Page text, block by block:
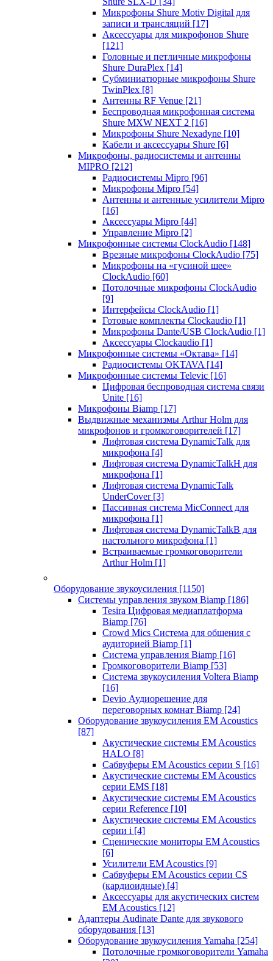
Микрофоны Shure Motiv Digital для
записи и трансляций [17]
Аксессуары для микрофонов Shure
[121]
Головные и петличные микрофоны
Shure DuraPlex [14]
Субминиатюрные микрофоны Shure
TwinPlex [8]
Антенны RF Venue [21]
Беспроводная микрофонная система
Shure MXW NEXT 2 [16]
Микрофоны Shure Nexadyne [10]
Кабели и аксессуары Shure [6]
Микрофоны, радиосистемы и антенны
MIPRO [212]
Радиосистемы Mipro [96]
Микрофоны Mipro [54]
Антенны и антенные усилители Mipro
[16]
Аксессуары Mipro [44]
Управление Mipro [2]
Микрофонные системы ClockAudio [148]
Врезные микрофоны ClockAudio [75]
Микрофоны на «гусиной шее»
ClockAudio [60]
Потолочные микрофоны ClockAudio
[9]
Интерфейсы ClockAudio [1]
Готовые комплекты Clockaudio [1]
Микрофоны Dante/USB ClockAudio [1]
Аксессуары Clockaudio [1]
Микрофонные системы «Октава» [14]
Радиосистемы OKTAVA [14]
Микрофонные системы Televic [16]
Цифровая беспроводная система связи
Unite [16]
Микрофоны Biamp [17]
Выдвижные механизмы Arthur Holm для
микрофонов и громкоговорителей [17]
Лифтовая система DynamicTalk для
микрофона [4]
Лифтовая система DynamicTalkH для
микрофона [1]
Лифтовая система DynamicTalk
UnderCover [3]
Пассивная система MicConnect для
микрофона [1]
Лифтовая система DynamicTalkB для
настольного микрофона [1]
Встраиваемые громкоговорители
Arthur Holm [1]
Оборудование звукоусиления [1150]
Системы управления звуком Biamp [186]
Tesira Цифровая медиаплатформа
Biamp [76]
Crowd Mics Система для общения с
аудиторией Biamp [1]
Система управления Biamp [16]
Громкоговорители Biamp [53]
Система звукоусиления Voltera Biamp
[16]
Devio Аудиорешение для
переговорных комнат Biamp [24]
Оборудование звукоусиления EM Acoustics
[87]
Акустические системы EM Acoustics
HALO [8]
Сабвуферы EM Acoustics серии S [16]
Акустические системы EM Acoustics
серии EMS [18]
Акустические системы EM Acoustics
серии Reference [10]
Акустические системы EM Acoustics
серии i [4]
Сценические мониторы EM Acoustics
[6]
Усилители EM Acoustics [9]
Сабвуферы EM Acoustics серии CS
(кардиоидные) [4]
Аксессуары для акустических систем
EM Acoustics [12]
Адаптеры Audinate Dante для звукового
оборудования [13]
Оборудование звукоусиления Yamaha [254]
Потолочные громкоговорители Yamaha